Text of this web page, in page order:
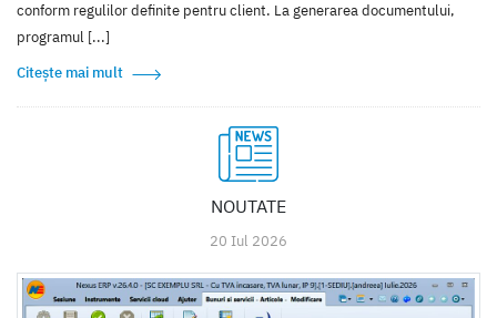
conform regulilor definite pentru client. La generarea documentului,
programul [...]
Citește mai mult
NOUTATE
20 Iul 2026